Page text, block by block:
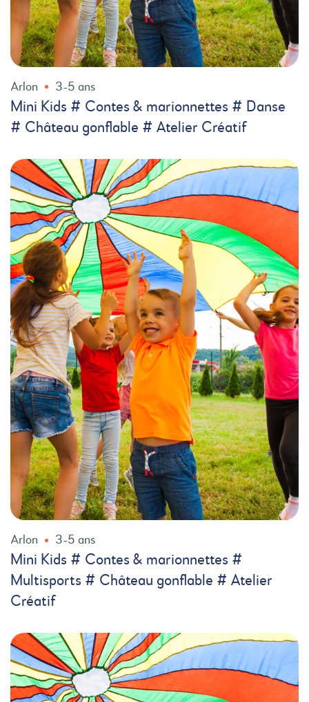
Arlon 3-5 ans
Mini Kids # Contes & marionnettes # Danse
# Château gonflable # Atelier Créatif
Arlon 3-5 ans
Mini Kids # Contes & marionnettes #
Multisports # Château gonflable # Atelier
Créatif